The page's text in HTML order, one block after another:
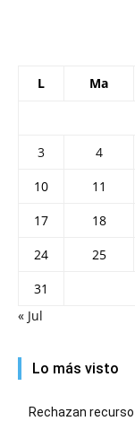
L Ma
3
4
10
11
17
18
24
25
31
« Jul
Lo más visto
Rechazan